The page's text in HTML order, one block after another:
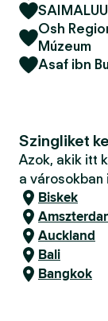
Osh
Múzeum
Asaf ibn
Szingliket
Azok, akik itt
a városokban
Biskek
Auckland
Bali
Bangkok